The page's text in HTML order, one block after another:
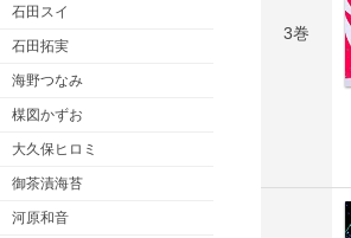
石田スイ
石田拓実
海野つなみ
楳図かずお
大久保ヒロミ
御茶漬海苔
河原和音
3巻